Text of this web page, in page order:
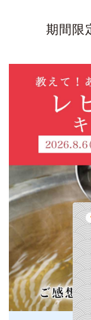
期間限